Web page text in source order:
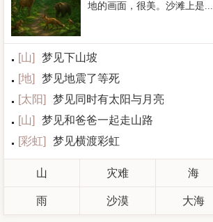
地的画面，很美。沙滩上是...
[山]
梦见下山坡
[地]
梦见地震了等死
[太阳]
梦见同时有太阳与月亮
[山]
梦见和爸爸一起走山路
[彩虹] 梦见横渡彩虹
山 灾难 海
雨 沙漠 大海